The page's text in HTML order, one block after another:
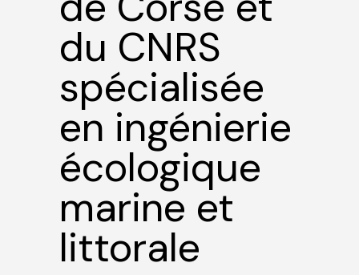
du CNRS
spécialisée
en ingénierie
écologique
marine et
littorale